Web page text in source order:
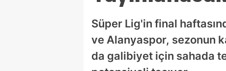
Süper Lig'in final
ve Alanyaspor, sezonun
da galibiyet için sahada